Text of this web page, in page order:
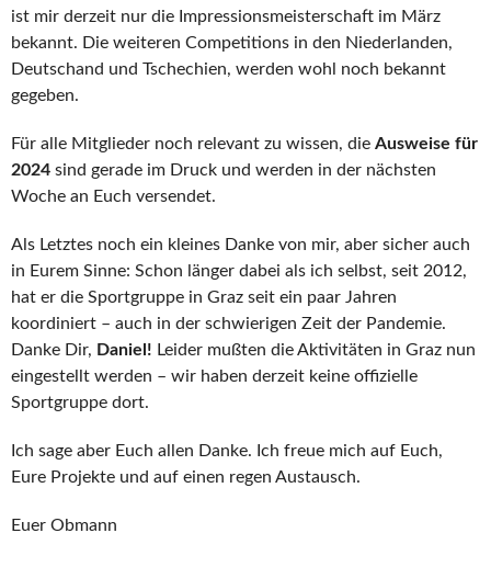
ist mir derzeit nur die Impressionsmeisterschaft im März
bekannt. Die weiteren Competitions in den Niederlanden,
Deutschand und Tschechien, werden wohl noch bekannt
gegeben.
Für alle Mitglieder noch relevant zu wissen, die Ausweise für
2024 sind gerade im Druck und werden in der nächsten
Woche an Euch versendet.
Als Letztes noch ein kleines Danke von mir, aber sicher auch
in Eurem Sinne: Schon länger dabei als ich selbst, seit 2012,
hat er die Sportgruppe in Graz seit ein paar Jahren
koordiniert – auch in der schwierigen Zeit der Pandemie.
Danke Dir, Daniel! Leider mußten die Aktivitäten in Graz nun
eingestellt werden – wir haben derzeit keine offizielle
Sportgruppe dort.
Ich sage aber Euch allen Danke. Ich freue mich auf Euch,
Eure Projekte und auf einen regen Austausch.
Euer Obmann